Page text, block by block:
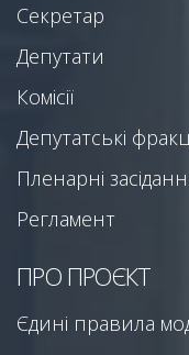
Секретар
Депутати
Комісії
Депутатські
Пленарні
Регламент
ПРО ПРОЄКТ
Єдині правила